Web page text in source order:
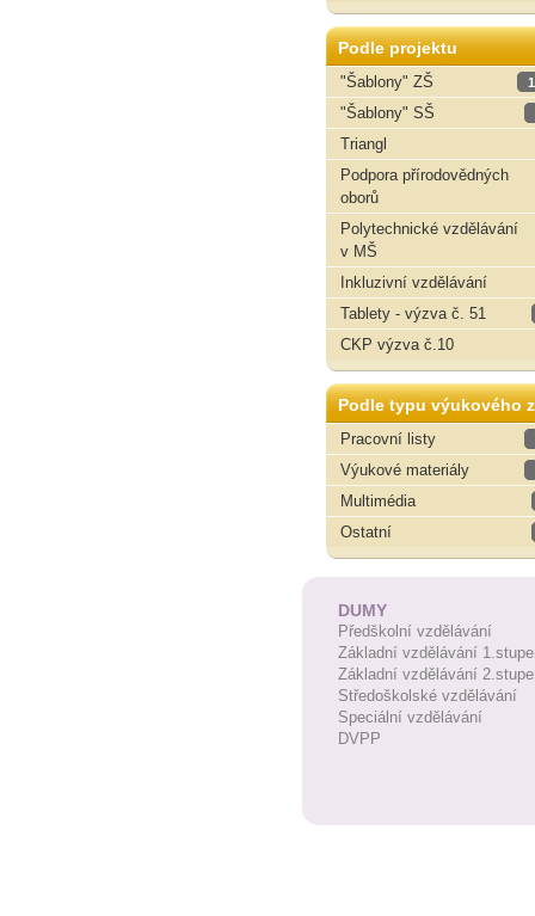
Podle projektu
"Šablony" ZŠ
"Šablony" SŠ
Triangl
Podpora přírodovědných
oborů
Polytechnické vzdělávání
v MŠ
Inkluzivní vzdělávání
Tablety - výzva č. 51
CKP výzva č.10
Podle typu výukového
Pracovní listy
Výukové materiály
Multimédia
Ostatní
DUMY
Předškolní vzdělávání
Základní vzdělávání
Základní vzdělávání
Středoškolské vzdělávání
Speciální vzdělávání
DVPP